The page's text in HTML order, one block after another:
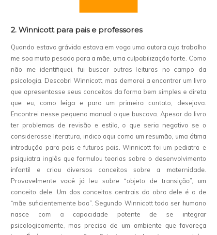
2. Winnicott para pais e professores
Quando estava grávida estava em voga uma autora cujo trabalho
me soa muito pesado para a mãe, uma culpabilização forte. Como
não me identifiquei, fui buscar outras leituras no campo da
psicologia. Descobri Winnicott, mas demorei a encontrar um livro
que apresentasse seus conceitos da forma bem simples e direta
que eu, como leiga e para um primeiro contato, desejava.
Encontrei nesse pequeno manual o que buscava. Apesar do livro
ter problemas de revisão e estilo, o que seria negativo se o
considerasse literatura, indico aqui como um resumão, uma ótima
introdução para pais e futuros pais. Winnicott foi um pediatra e
psiquiatra inglês que formulou teorias sobre o desenvolvimento
infantil e criou diversos conceitos sobre a maternidade.
Provavelmente você já leu sobre “objeto de transição”, um
conceito dele. Um dos conceitos centrais da obra dele é o de
“mãe suficientemente boa”. Segundo Winnicott todo ser humano
nasce com a capacidade potente de se integrar
psicologicamente, mas precisa de um ambiente que favoreça